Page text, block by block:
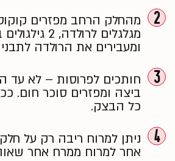
2
מהחלק הרחב מפזרים
מגלגלים
ומעבירים את הרולדה
3
חותכים לפרוסות – לא עד
ביצה ומפזרים סוכר חום.
כל הבצק.
4
ניתן למרוח ריבה רק על
אחר למרוח ממרח אחר